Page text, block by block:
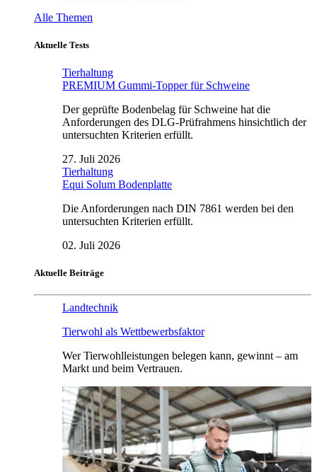
Alle Themen
Aktuelle Tests
Tierhaltung
PREMIUM Gummi-Topper für Schweine
Der geprüfte Bodenbelag für Schweine hat die
Anforderungen des DLG-Prüfrahmens hinsichtlich der
untersuchten Kriterien erfüllt.
27. Juli 2026
Tierhaltung
Equi Solum Bodenplatte
Die Anforderungen nach DIN 7861 werden bei den
untersuchten Kriterien erfüllt.
02. Juli 2026
Aktuelle Beiträge
Landtechnik
Tierwohl als Wettbewerbsfaktor
Wer Tierwohlleistungen belegen kann, gewinnt – am
Markt und beim Vertrauen.